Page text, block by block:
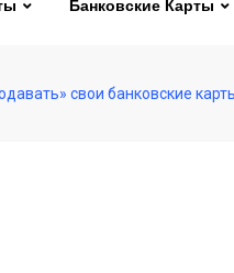
Банковские Карты
свои банковские